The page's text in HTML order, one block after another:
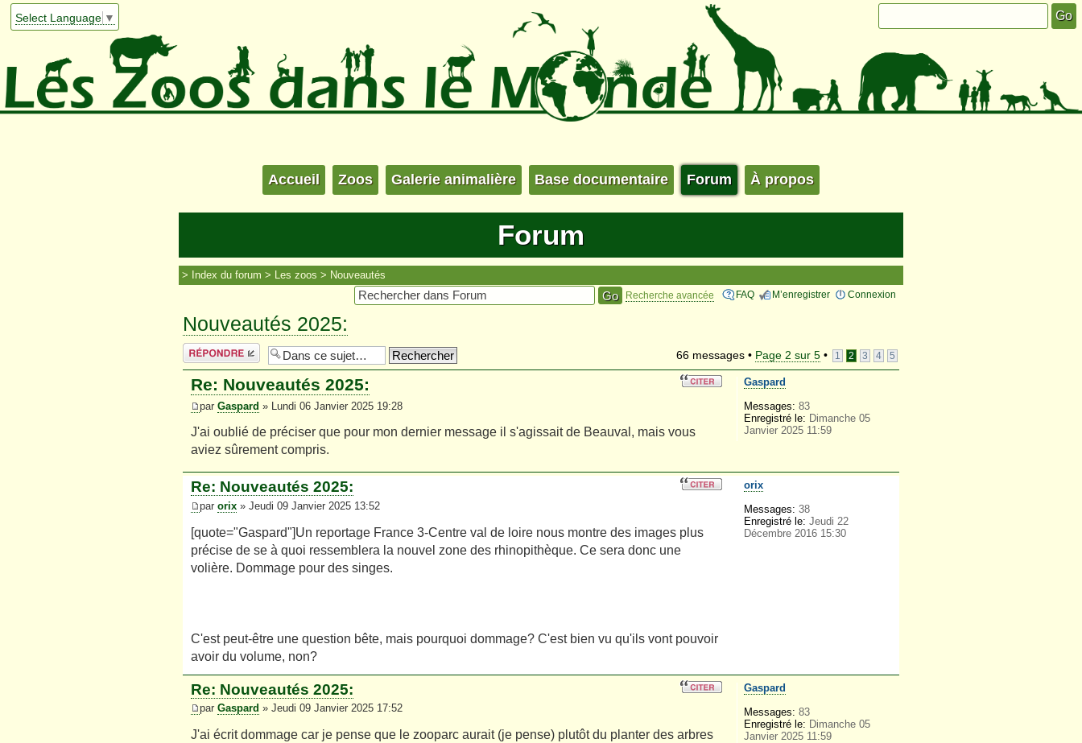
Select Language ▼
Accueil Zoos Galerie animalière Base documentaire Forum À propos
Forum
Index du forum Les zoos Nouveautés
FAQ M’enregistrer Connexion
Recherche avancée
Nouveautés 2025:
Répondre 66 messages • Page 2 sur 5 • 1 2 3 4 5
Re: Nouveautés 2025:
par Gaspard » Lundi 06 Janvier 2025 19:28
J'ai oublié de préciser que pour mon dernier message il s'agissait de Beauval, mais vous
aviez sûrement compris.
Gaspard
Messages: 83
Enregistré le: Dimanche 05
Janvier 2025 11:59
Re: Nouveautés 2025:
par orix » Jeudi 09 Janvier 2025 13:52
[quote="Gaspard"]Un reportage France 3-Centre val de loire nous montre des images plus
précise de se à quoi ressemblera la nouvel zone des rhinopithèque. Ce sera donc une
volière. Dommage pour des singes.
C'est peut-être une question bête, mais pourquoi dommage? C'est bien vu qu'ils vont pouvoir
avoir du volume, non?
orix
Messages: 38
Enregistré le: Jeudi 22
Décembre 2016 15:30
Re: Nouveautés 2025:
par Gaspard » Jeudi 09 Janvier 2025 17:52
J'ai écrit dommage car je pense que le zooparc aurait (je pense) plutôt du planter des arbres
Gaspard
Messages: 83
Enregistré le: Dimanche 05
Janvier 2025 11:59